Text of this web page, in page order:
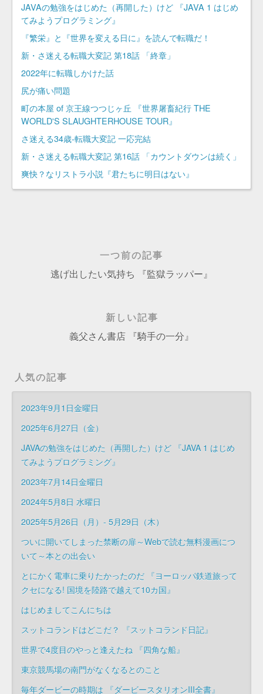
JAVAの勉強をはじめた（再開した）けど 『JAVA 1 はじめ
てみようプログラミング』
『繁栄』と『世界を変える日に』を読んで転職だ！
新・さ迷える転職大変記 第18話 「終章」
2022年に転職しかけた話
尻が痛い問題
町の本屋 of 京王線つつじヶ丘 『世界屠畜紀行 THE
WORLD'S SLAUGHTERHOUSE TOUR』
さ迷える34歳-転職大変記 一応完結
新・さ迷える転職大変記 第16話 「カウントダウンは続く」
爽快？なリストラ小説『君たちに明日はない』
一つ前の記事
逃げ出したい気持ち 『監獄ラッパー』
新しい記事
義父さん書店 『騎手の一分』
人気の記事
2023年9月1日金曜日
2025年6月27日（金）
JAVAの勉強をはじめた（再開した）けど 『JAVA 1 はじめ
てみようプログラミング』
2023年7月14日金曜日
2024年5月8日 水曜日
2025年5月26日（月）- 5月29日（木）
ついに開いてしまった禁断の扉～Webで読む無料漫画につ
いて～本との出会い
とにかく電車に乗りたかったのだ 『ヨーロッパ鉄道旅って
クセになる! 国境を陸路で越えて10カ国』
はじめましてこんにちは
スットコランドはどこだ？ 『スットコランド日記』
世界で4度目のやっと逢えたね 『四角な船』
東京競馬場の南門がなくなるとのこと
毎年ダービーの時期は 『ダービースタリオンIII全書』